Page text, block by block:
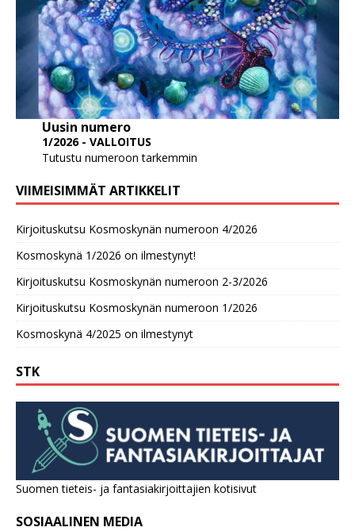
Uusin numero
1/2026 - VALLOITUS
Tutustu numeroon tarkemmin
VIIMEISIMMÄT ARTIKKELIT
Kirjoituskutsu Kosmoskynän numeroon 4/2026
Kosmoskynä 1/2026 on ilmestynyt!
Kirjoituskutsu Kosmoskynän numeroon 2-3/2026
Kirjoituskutsu Kosmoskynän numeroon 1/2026
Kosmoskynä 4/2025 on ilmestynyt
STK
Suomen tieteis- ja fantasiakirjoittajien kotisivut
SOSIAALINEN MEDIA